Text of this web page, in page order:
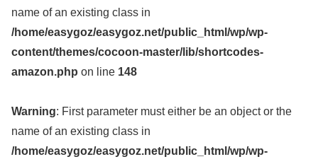
name of an existing class in
/home/easygoz/easygoz.net/public_html/wp/wp-
content/themes/cocoon-master/lib/shortcodes-
amazon.php on line 148
Warning: First parameter must either be an object or the
name of an existing class in
/home/easygoz/easygoz.net/public_html/wp/wp-